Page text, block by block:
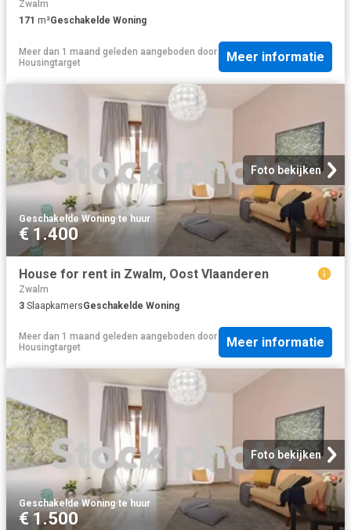
Zwalm
171 m²Geschakelde Woning
Meer dan 1 maand geleden aangeboden door
Housingtarget
Meer informatie
Foto bekijken
Geschakelde Woning·te huur
€ 1.400
House for rent in Zwalm, Oost Vlaanderen
Zwalm
3 SlaapkamersGeschakelde Woning
Meer dan 1 maand geleden aangeboden door
Housingtarget
Meer informatie
Foto bekijken
Geschakelde Woning·te huur
€ 1.500